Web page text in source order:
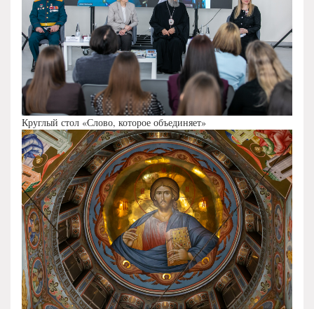
Круглый стол «Слово, которое объединяет»